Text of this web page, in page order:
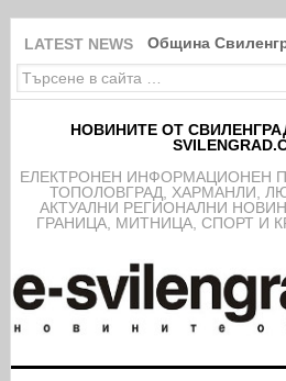
LATEST NEWS Община
НОВИНИТЕ ОТ
EЛЕКТРОНЕН ИНФОРМАЦИОНЕН
ТОПОЛОВГРАД, ХАРМАНЛИ,
АКТУАЛНИ РЕГИОНАЛНИ
ГРАНИЦА, МИТНИЦА, СПОРТ И